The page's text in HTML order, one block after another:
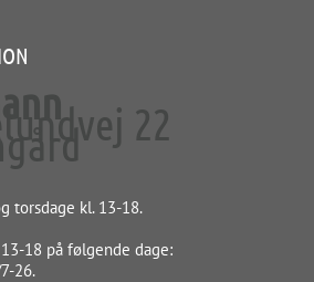
22
torsdage kl. 13-18.
18 på følgende dage:
26.